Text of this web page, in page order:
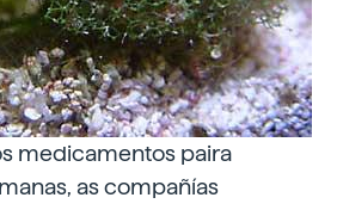
medicamentos paira
as compañías